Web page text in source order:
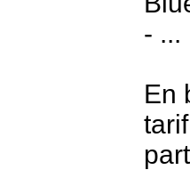
- ...
En